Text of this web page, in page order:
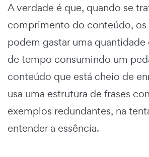
A verdade é que, quando se
comprimento do conteúdo, os
podem gastar uma quantidade
de tempo consumindo um
conteúdo que está cheio de
usa uma estrutura de frases
exemplos redundantes, na
entender a essência.